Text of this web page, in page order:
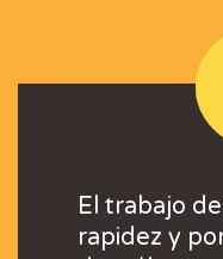
con el resultado
rapidez y
El trabajo
rapidez y